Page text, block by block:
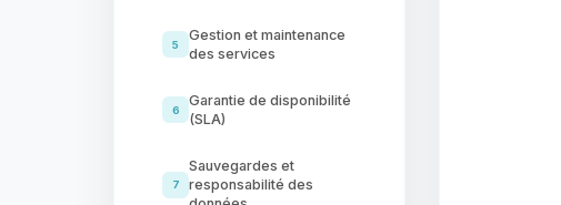
5
Gestion et maintenance
des services
6
Garantie de disponibilité
(SLA)
7
Sauvegardes et
responsabilité des